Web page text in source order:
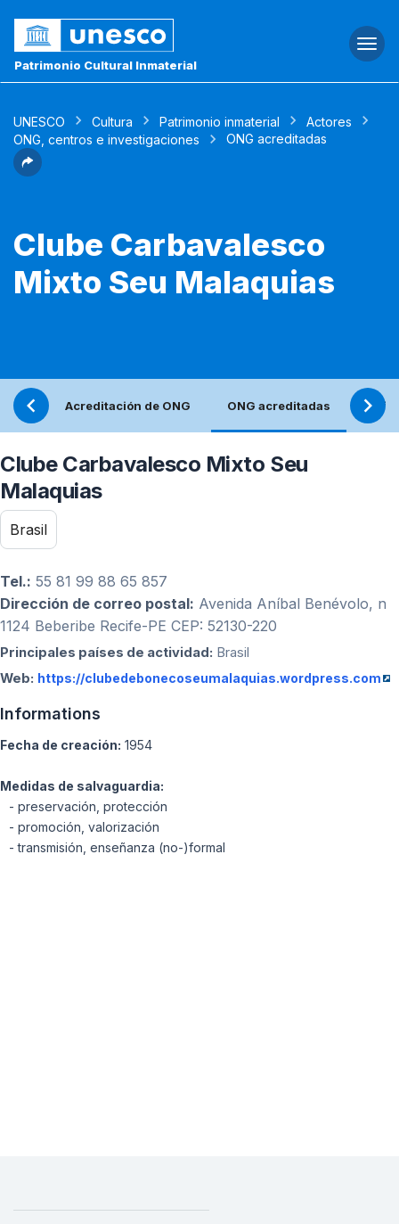
Patrimonio Cultural Inmaterial
UNESCO Cultura Patrimonio inmaterial
Actores
ONG, centros e investigaciones
ONG acreditadas
Clube Carbavalesco
Mixto Seu Malaquias
Acreditación de ONG ONG acreditadas
Clube Carbavalesco Mixto Seu
Malaquias
Brasil
Tel.: 55 81 99 88 65 857
Dirección de correo postal: Avenida Aníbal Benévolo, n
1124 Beberibe Recife-PE CEP: 52130-220
Principales países de actividad: Brasil
Web: https://clubedebonecoseumalaquias.wordpress.com
Informations
Fecha de creación: 1954
Medidas de salvaguardia:
- preservación, protección
- promoción, valorización
- transmisión, enseñanza (no-)formal